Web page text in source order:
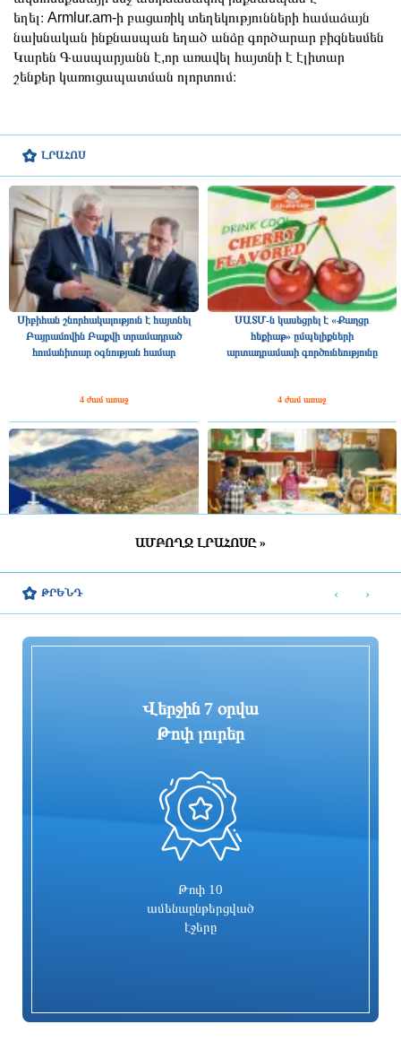
ԼՐԱՀՈՍ
Սիբիհան շնորհակալություն է հայտնել
Բայրամովին Բաքվի տրամադրած
հումանիտար օգնության համար
4 ժամ առաջ
ՍԱՏՄ-ն կասեցրել է «Քաղցր
հեքիաթ» ըմպելիքների
արտադրամասի գործունեությունը
4 ժամ առաջ
պետշահերի հերթական հայցը
բավարարվել է
շինարարական ծրագրերին
Բացահայտվել է Գագիկ Ծառուկյանի
և Սեդրակ Առուստամյանի կողմից 2.5
մլն դոլար արժողության գույքի
շորթման և առանձնապես խոշոր
Բաքվի Վերաքննիչ դատարանն
անփոփոխ է թողել հայ գերիների
ԱՄԲՈՂՋ ԼՐԱՀՈՍԸ »
եղել։ Armlur.am-ի բացառիկ տեղեկությունների համաձայն
նախնական ինքնասպան եղած անձը գործարար բիզնեսմեն
Կարեն Գասպարյանն է,որ առավել հայտնի է էլիտար
շենքեր կառուցապատման ոլորտում։
ԹՐԵՆԴ
Վերջին 7 օրվա
Թոփ լուրեր
Թոփ 10
ամենաընթերցված
էջերը
‹ ›